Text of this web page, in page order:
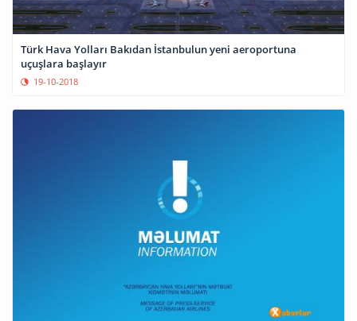
Türk Hava Yolları Bakıdan İstanbulun yeni aeroportuna
uçuşlara başlayır
19-10-2018